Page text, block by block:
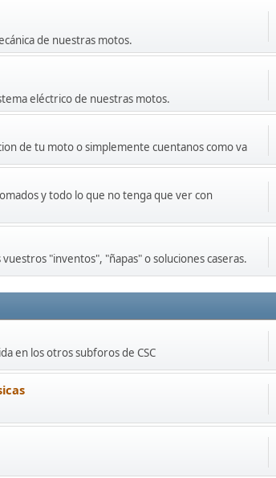
de nuestras motos.
eléctrico de nuestras motos.
de tu moto o simplemente cuentanos como va
y todo lo que no tenga que ver con
"inventos", "ñapas" o soluciones caseras.
en los otros subforos de CSC